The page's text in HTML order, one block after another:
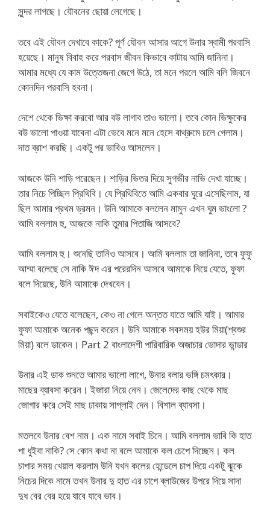
সুন্দর লাগছে। যৌবনের ছোয়া লেগেছে।
তবে এই যৌবন দেখাবে কাকে? পূর্ণ যৌবন আসার আগে উনার স্বামী পরবাসি
হয়েছে। মানুষ বিবাহ করে পরবাস জীবন কিভাবে কাটায় আমি জানিনা।
আমার মধ্যে যে কাম উত্তেজনা জেগে উঠে, তা মনে পরলে আমি বলি জিবনে
কোনদিন পরবাসি হবনা।
দেশে থেকে ভিক্ষা করবো আর বউ লাগাব তাও ভালো। তবে কোন ভিক্ষুকের
বউ ভালো পাওয়া যাবেনা এটা ভেবে মনে মনে হেসে বাথ্রুমে চলে গেলাম।
দাত ব্রাশ করছি। একটু পর ভাবিও আসলেন।
আজকে উনি শাড়ি পরেছেন। শাড়ির ভিতর দিয়ে সুগভীর নাভি দেখা যাচ্ছে।
তার নিচে পিচ্ছিল প্রিথিবি। যে প্রিথিবিতে আমি একবার ঘুরে এসেছিলাম, যা
ছিল আমার প্রথম ভ্রমন। উনি আমাকে বললেন মামুন এখন ঘুম ভাংলো ?
আমি বললাম হু, আজকে নাকি তুমার পিতাজি আসবে?
আমি বললাম হু। শুনেছি তানিও আসবে। আমি বললাম তা জানিনা, তবে ফুফু
আম্মা বলেছে সে নাকি ঈদ এর পরেরদিন আসবে আমাকে নিয়ে যেতে, ফুফা
বলে দিয়েছে, উনি আমাকে দেখবেন।
সবাইকেও যেতে বলেছেন, কেও না গেলে অন্তত যাতে আমি যাই। আমার
ফুফা আমাকে অনেক পছন্দ করেন। উনি আমাকে সবসময় হউর মিয়া(শ্বশুর
মিয়া) বলে ডাকেন। Part 2 বাংলাদেশী পারিবারিক অজাচার ভোদার ভান্ডার
উনার এই ডাক শুনতে আমার ভালো লাগে, উনার বলার ভঙ্গি চমৎকার।
মাছের ব্যাবসা করেন। ইজারা নিয়ে নেন। জেলেদের কাছ থেকে মাছ
জোগার করে সেই মাছ ঢাকায় সাপ্লাই দেন। বিশাল ব্যাবসা।
মতলবে উনার বেশ নাম। এক নামে সবাই চিনে। আমি বললাম ভাবি কি হাত
পা ধুইবা নাকি? সে কোন কথা না বলে আমাকে কল চেপে দিচ্ছেন। কল
চাপার সময় খেয়াল করলাম উনি যখন কলের হেন্ডেলে চাপ দিয়ে একটু ঝুকে
নিচের দিকে নামে তখন উনার দু হাত এর চাপে ব্লাউজের উপরে দিয়ে সাদা
দুধ বের বের হয়ে যাবে যাবে ভাব।